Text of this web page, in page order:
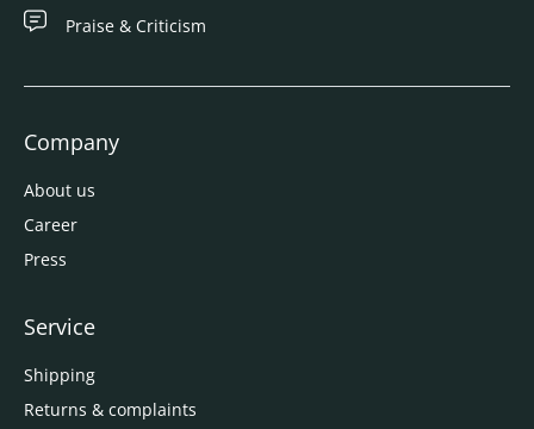
Praise & Criticism
Company
About us
Career
Press
Service
Shipping
Returns & complaints